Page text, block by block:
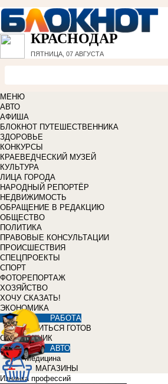
КРАСНОДАР
ПЯТНИЦА, 07 АВГУСТА
МЕНЮ
АВТО
АФИША
БЛОКНОТ ПУТЕШЕСТВЕННИКА
ЗДОРОВЬЕ
КОНКУРСЫ
КРАЕВЕДЧЕСКИЙ МУЗЕЙ
КУЛЬТУРА
ЛИЦА ГОРОДА
НАРОДНЫЙ РЕПОРТЁР
НЕДВИЖИМОСТЬ
ОБРАЩЕНИЕ В РЕДАКЦИЮ
ОБЩЕСТВО
ПОЛИТИКА
ПРАВОВЫЕ КОНСУЛЬТАЦИИ
ПРОИСШЕСТВИЯ
СПЕЦПРОЕКТЫ
СПОРТ
ФОТОРЕПОРТАЖ
ХОЗЯЙСТВО
ХОЧУ СКАЗАТЬ!
ЭКОНОМИКА
РАБОТА
УЧИТЬСЯ ГОТОВ
СПРАВОЧНИК
АВТО
Медицина
МАГАЗИНЫ
Изнанка профессий